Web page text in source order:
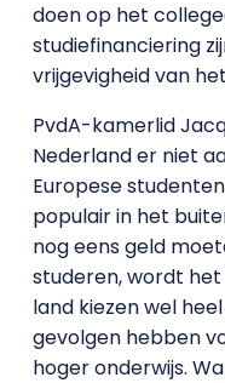
doen op het
studiefinanciering
vrijgevigheid van
PvdA-kamerlid
Nederland er niet
Europese
populair in het
nog eens geld
studeren, wordt
land kiezen wel
gevolgen hebben
hoger onderwijs.